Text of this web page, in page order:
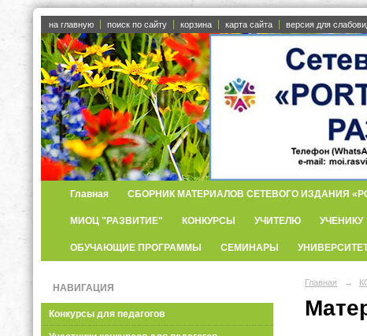
на главную поиск по сайту корзина карта сайта версия для
Главная СБОРНИК МАТЕРИАЛОВ СЕТЕВОГО ИЗДАНИЯ
МИОЦ "РАЗВИТИЕ" КОНКУРСЫ УЧИТЕЛЮ УЧЕНИКУ
ОБУЧАЮЩИЕ ПРОГРАММЫ СЕМИНАРЫ
НАВИГАЦИЯ
Конкурсы для педагогов
Главная →